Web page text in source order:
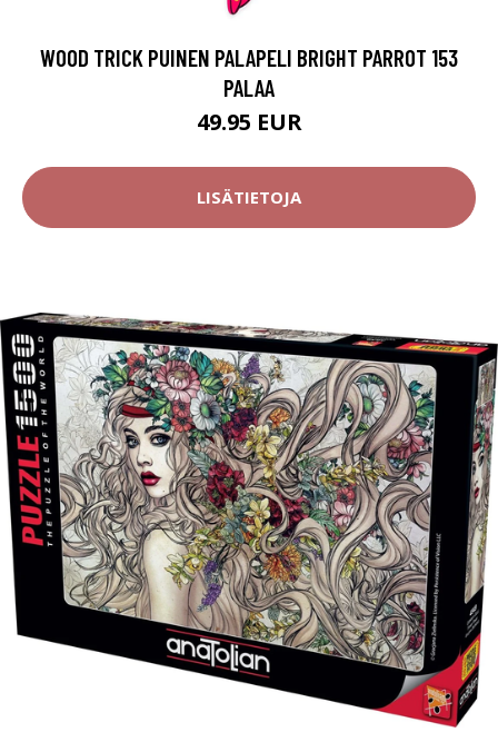
WOOD TRICK PUINEN PALAPELI BRIGHT PARROT 153
PALAA
49.95 EUR
LISÄTIETOJA